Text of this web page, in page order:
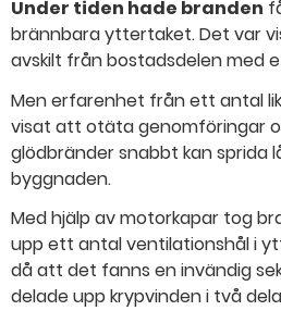
Under tiden hade branden
brännbara yttertaket. Det var
avskilt från bostadsdelen med
Men erfarenhet från ett antal
visat att otäta genomföringar
glödbränder snabbt kan sprida
byggnaden.
Med hjälp av motorkapar tog
upp ett antal ventilationshål i
då att det fanns en invändig
delade upp krypvinden i två